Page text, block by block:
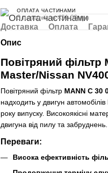
ОПЛАТА ЧАСТИНАМИ
3 платежі по 421.00 грн
Доставка Оплата
Опис
Повітряний фільтр
Master/Nissan
Повітряний фільтр MANN C 30
надходить у двигун автомобілів
року випуску. Високоякісні
двигуна від пилу та забруднень.
Переваги:
Висока ефективність